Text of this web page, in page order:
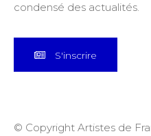
condensé des actualités.
S'inscrire
© Copyright Artistes de